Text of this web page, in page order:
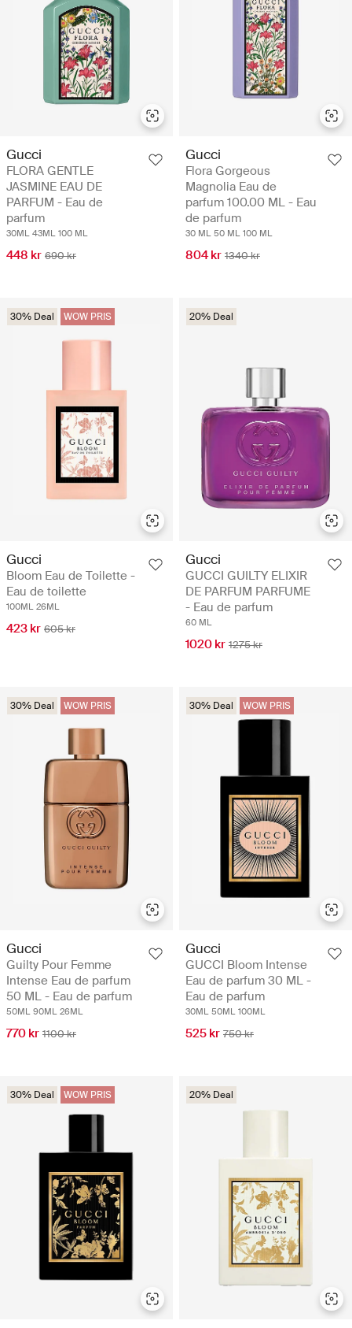
Gucci
FLORA GENTLE
JASMINE EAU DE
PARFUM - Eau de
parfum
30ML 43ML 100 ML
448 kr 690 kr
Gucci
Flora Gorgeous
Magnolia Eau de
parfum 100.00 ML - Eau
de parfum
30 ML 50 ML 100 ML
804 kr 1340 kr
30% Deal WOW PRIS
Gucci
Bloom Eau de Toilette -
Eau de toilette
100ML 26ML
423 kr 605 kr
20% Deal
Gucci
GUCCI GUILTY ELIXIR
DE PARFUM PARFUME
- Eau de parfum
60 ML
1020 kr 1275 kr
30% Deal WOW PRIS
Gucci
Guilty Pour Femme
Intense Eau de parfum
50 ML - Eau de parfum
50ML 90ML 26ML
770 kr 1100 kr
30% Deal WOW PRIS
Gucci
GUCCI Bloom Intense
Eau de parfum 30 ML -
Eau de parfum
30ML 50ML 100ML
525 kr 750 kr
30% Deal WOW PRIS 20% Deal